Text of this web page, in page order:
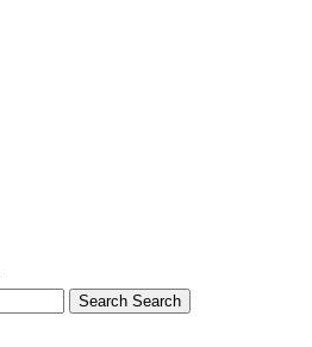
Search Search